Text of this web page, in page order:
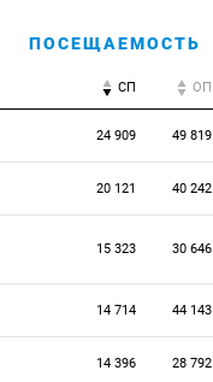
ПОСЕЩАЕМОСТЬ
СП ОП
24 909 49 819
20 121 40 242
15 323 30 646
14 714 44 143
14 396 28 792